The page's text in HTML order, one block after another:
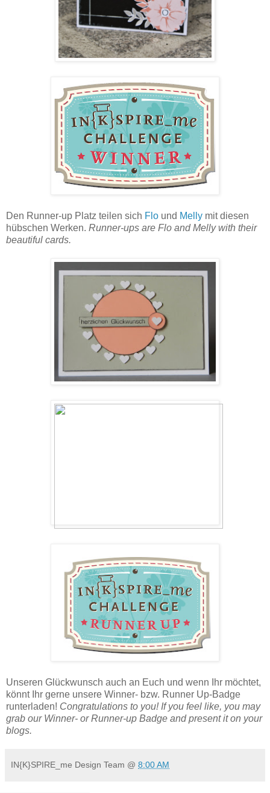
Den Runner-up Platz teilen sich Flo und Melly mit diesen
hübschen Werken. Runner-ups are Flo and Melly with their
beautiful cards.
Unseren Glückwunsch auch an Euch und wenn Ihr möchtet,
könnt Ihr gerne unsere Winner- bzw. Runner Up-Badge
runterladen! Congratulations to you! If you feel like, you may
grab our Winner- or Runner-up Badge and present it on your
blogs.
IN{K}SPIRE_me Design Team @ 8:00 AM